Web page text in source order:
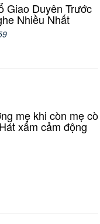
Giao Duyên Trước
Nhiều Nhất
mẹ khi còn mẹ cò
xẩm cảm động